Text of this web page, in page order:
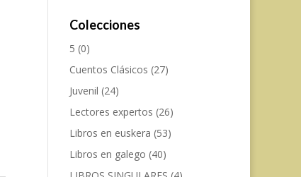
Colecciones
5 (0)
Cuentos Clásicos (27)
Juvenil (24)
Lectores expertos (26)
Libros en euskera (53)
Libros en galego (40)